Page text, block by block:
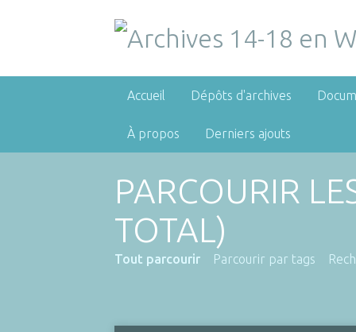
Accueil Dépôts d'archives
À propos Derniers ajouts
PARCOURIR
TOTAL)
Tout parcourir Parcourir par tags